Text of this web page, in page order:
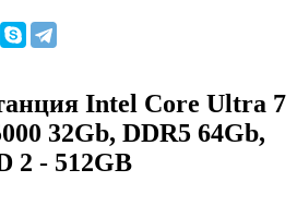
Intel Core Ultra 7
32Gb, DDR5 64Gb,
2 - 512GB